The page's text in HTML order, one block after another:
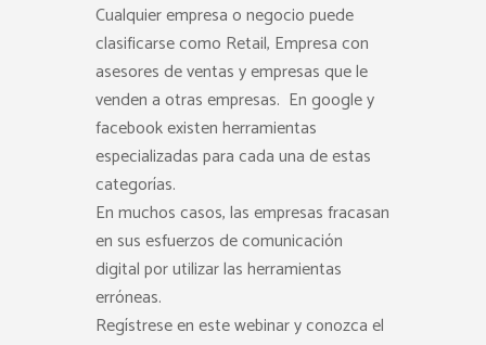
Cualquier empresa o negocio puede
clasificarse como Retail, Empresa con
asesores de ventas y empresas que le
venden a otras empresas. En google y
facebook existen herramientas
especializadas para cada una de estas
categorías.
En muchos casos, las empresas fracasan
en sus esfuerzos de comunicación
digital por utilizar las herramientas
erróneas.
Regístrese en este webinar y conozca el